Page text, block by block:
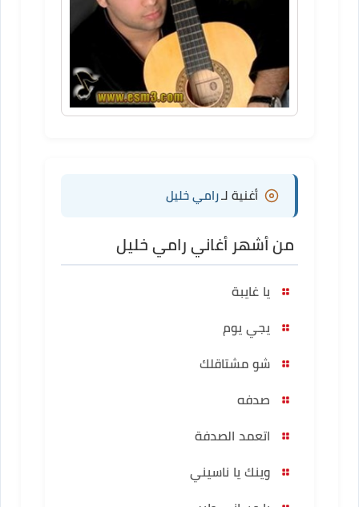
أغنية لـرامي خليل
من أشهر أغاني رامي خليل
يا غايبة
يجي يوم
شو مشتاقلك
صدفه
اتعمد الصدفة
وينك يا ناسيني